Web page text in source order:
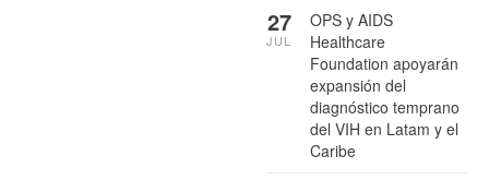
OPS y AIDS
Healthcare
Foundation apoyarán
expansión del
diagnóstico temprano
del VIH en Latam y el
Caribe
27
JUL